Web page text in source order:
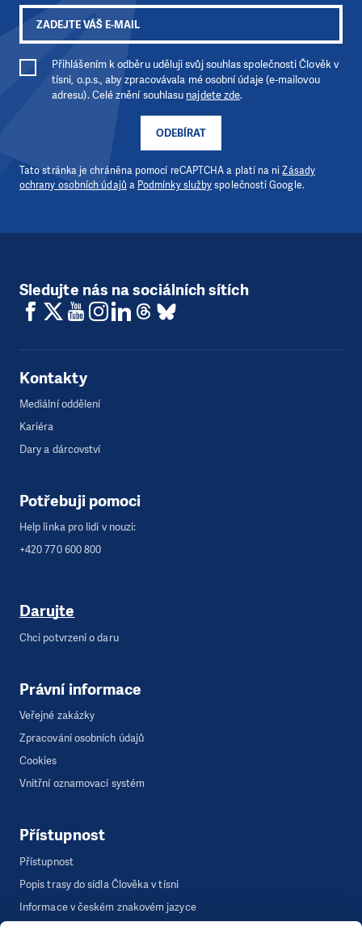
ODEBÍRAT
Přihlášením k odběru uděluji svůj souhlas společnosti Člověk v
tísni, o.p.s., aby zpracovávala mé osobní údaje (e-mailovou
adresu). Celé znění souhlasu najdete zde.
Tato stránka je chráněna pomocí reCAPTCHA a platí na niZásady
ochrany osobních údajů a Podmínky službyspolečnosti Google.
Sledujte nás na sociálních sítích
Kontakty
Mediální oddělení
Kariéra
Dary a dárcovství
Potřebuji pomoci
Help linka pro lidi v nouzi:
+420 770 600 800
Darujte
Chci potvrzení o daru
Právní informace
Veřejné zakázky
Zpracování osobních údajů
Cookies
Vnitřní oznamovací systém
Přístupnost
Přístupnost
Popis trasy do sídla Člověka v tísni
Informace v českém znakovém jazyce